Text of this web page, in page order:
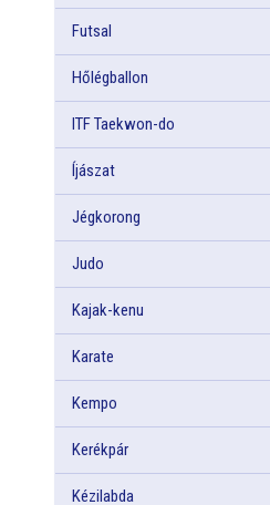
Futsal
Hőlégballon
ITF Taekwon-do
Íjászat
Jégkorong
Judo
Kajak-kenu
Karate
Kempo
Kerékpár
Kézilabda